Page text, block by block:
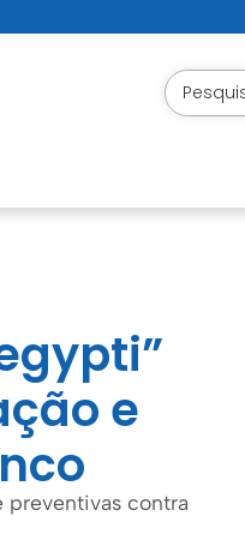
e
preventivas contra